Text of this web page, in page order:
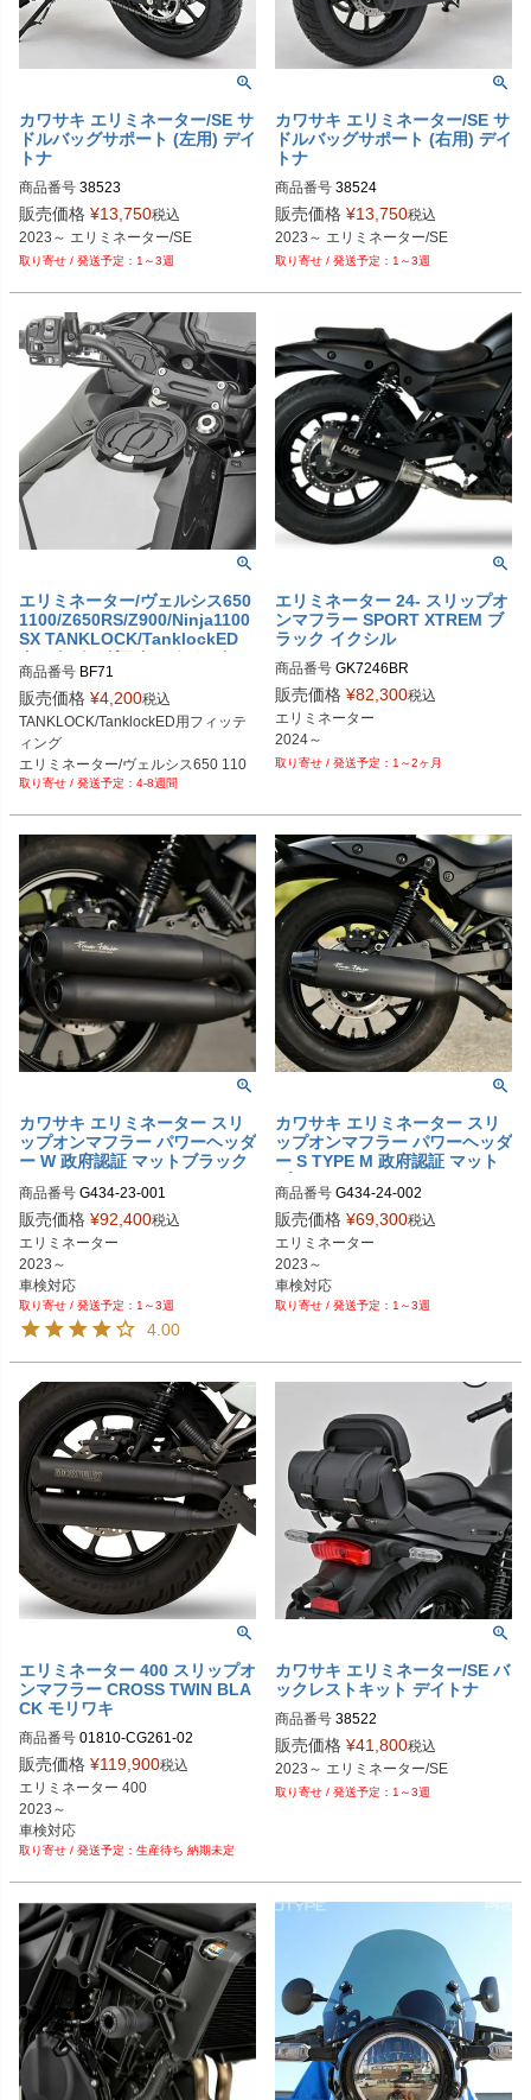
カワサキ エリミネーター/SE サ
ドルバッグサポート (左用) デイ
トナ
商品番号 38523
9PL：P114-9171
販売価格 ¥13,750税込
2023～ エリミネーター/SE
1～3週
カワサキ エリミネーター/SE サ
ドルバッグサポート (右用) デイ
トナ
商品番号 38524
9PL：P114-9172
販売価格 ¥13,750税込
2023～ エリミネーター/SE
1～3週
エリミネーター/ヴェルシス650
1100/Z650RS/Z900/Ninja1100
SX TANKLOCK/TanklockED
タンクバッグアタッチメント G
IVI
商品番号 BF71
販売価格 ¥4,200税込
TANKLOCK/TanklockED用フィッテ
ィング
エリミネーター/ヴェルシス650 110
0/Z650RS/Z900/Ninja 1100SX
4-8週間
エリミネーター 24- スリップオ
ンマフラー SPORT XTREM ブ
ラック イクシル
商品番号
販売価格 ¥82,300税込
エリミネーター
2024～
1～2ヶ月
カワサキ エリミネーター スリ
ップオンマフラー パワーヘッダ
ー W 政府認証 マットブラック
商品番号 G434-23-001
販売価格 ¥92,400税込
エリミネーター
2023～
車検対応
1～3週
4.00
カワサキ エリミネーター スリ
ップオンマフラー パワーヘッダ
ー S TYPE M 政府認証 マット
商品番号 G434-24-002
販売価格 ¥69,300税込
エリミネーター
2023～
車検対応
1～3週
エリミネーター 400 スリップオ
ンマフラー CROSS TWIN BLA
CK モリワキ
商品番号 01810-CG261-02
旧型番：01810-CG261-01
旧型番：01810-CG261-00
販売価格 ¥119,900税込
エリミネーター 400
2023～
車検対応
生産待ち 納期未定
カワサキ エリミネーター/SE バ
ックレストキット デイトナ
商品番号 38522
9PL：P114-9174
販売価格 ¥41,800税込
2023～ エリミネーター/SE
1～3週